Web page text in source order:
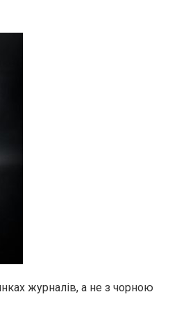
журналів, а не з чорною